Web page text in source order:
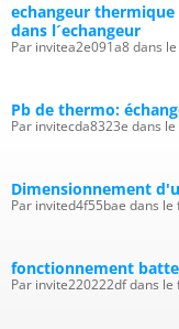
echangeur
dans l´echangeur
Par invitea2e091a8 dans
Pb de thermo:
Par invitecda8323e dans
Dimensionnement
Par invited4f55bae dans le
fonctionnement
Par invite220222df dans